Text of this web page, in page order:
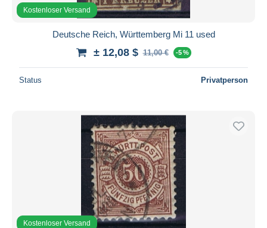
Kostenloser Versand
Deutsche Reich, Württemberg Mi 11 used
± 12,08 $ 11,00 € -5 %
Status Privatperson
Kostenloser Versand